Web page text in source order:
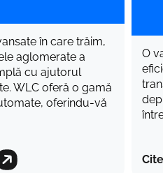
o planificare
de asemenea,
vorba de
frecvent este: ar t...
În